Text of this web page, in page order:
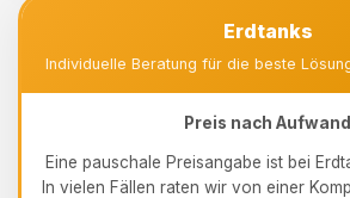
Erdtanks
Individuelle Beratung für die beste
Preis nach Aufwand
Eine pauschale Preisangabe ist bei
In vielen Fällen raten wir von einer